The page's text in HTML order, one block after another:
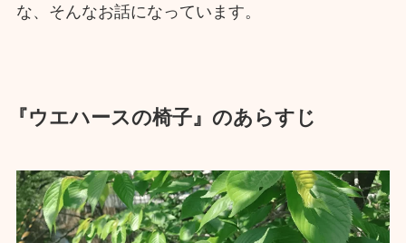
な、そんなお話になっています。
『ウエハースの椅子』のあらすじ